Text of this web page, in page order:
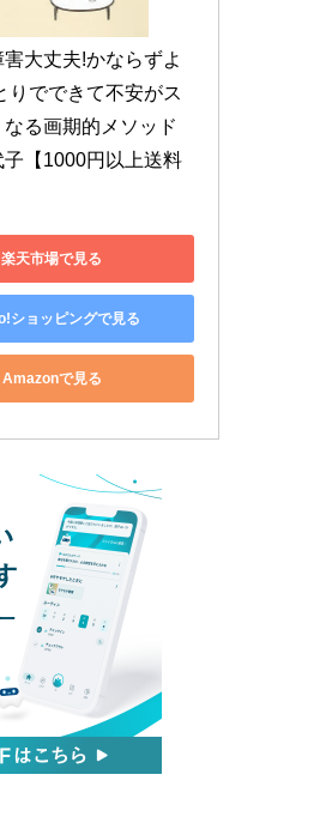
大丈夫!かならずよ
りでできて不安がス
る画期的メソッド
子【1000円以上送料
楽天市場で見る
ショッピングで見る
Amazonで見る